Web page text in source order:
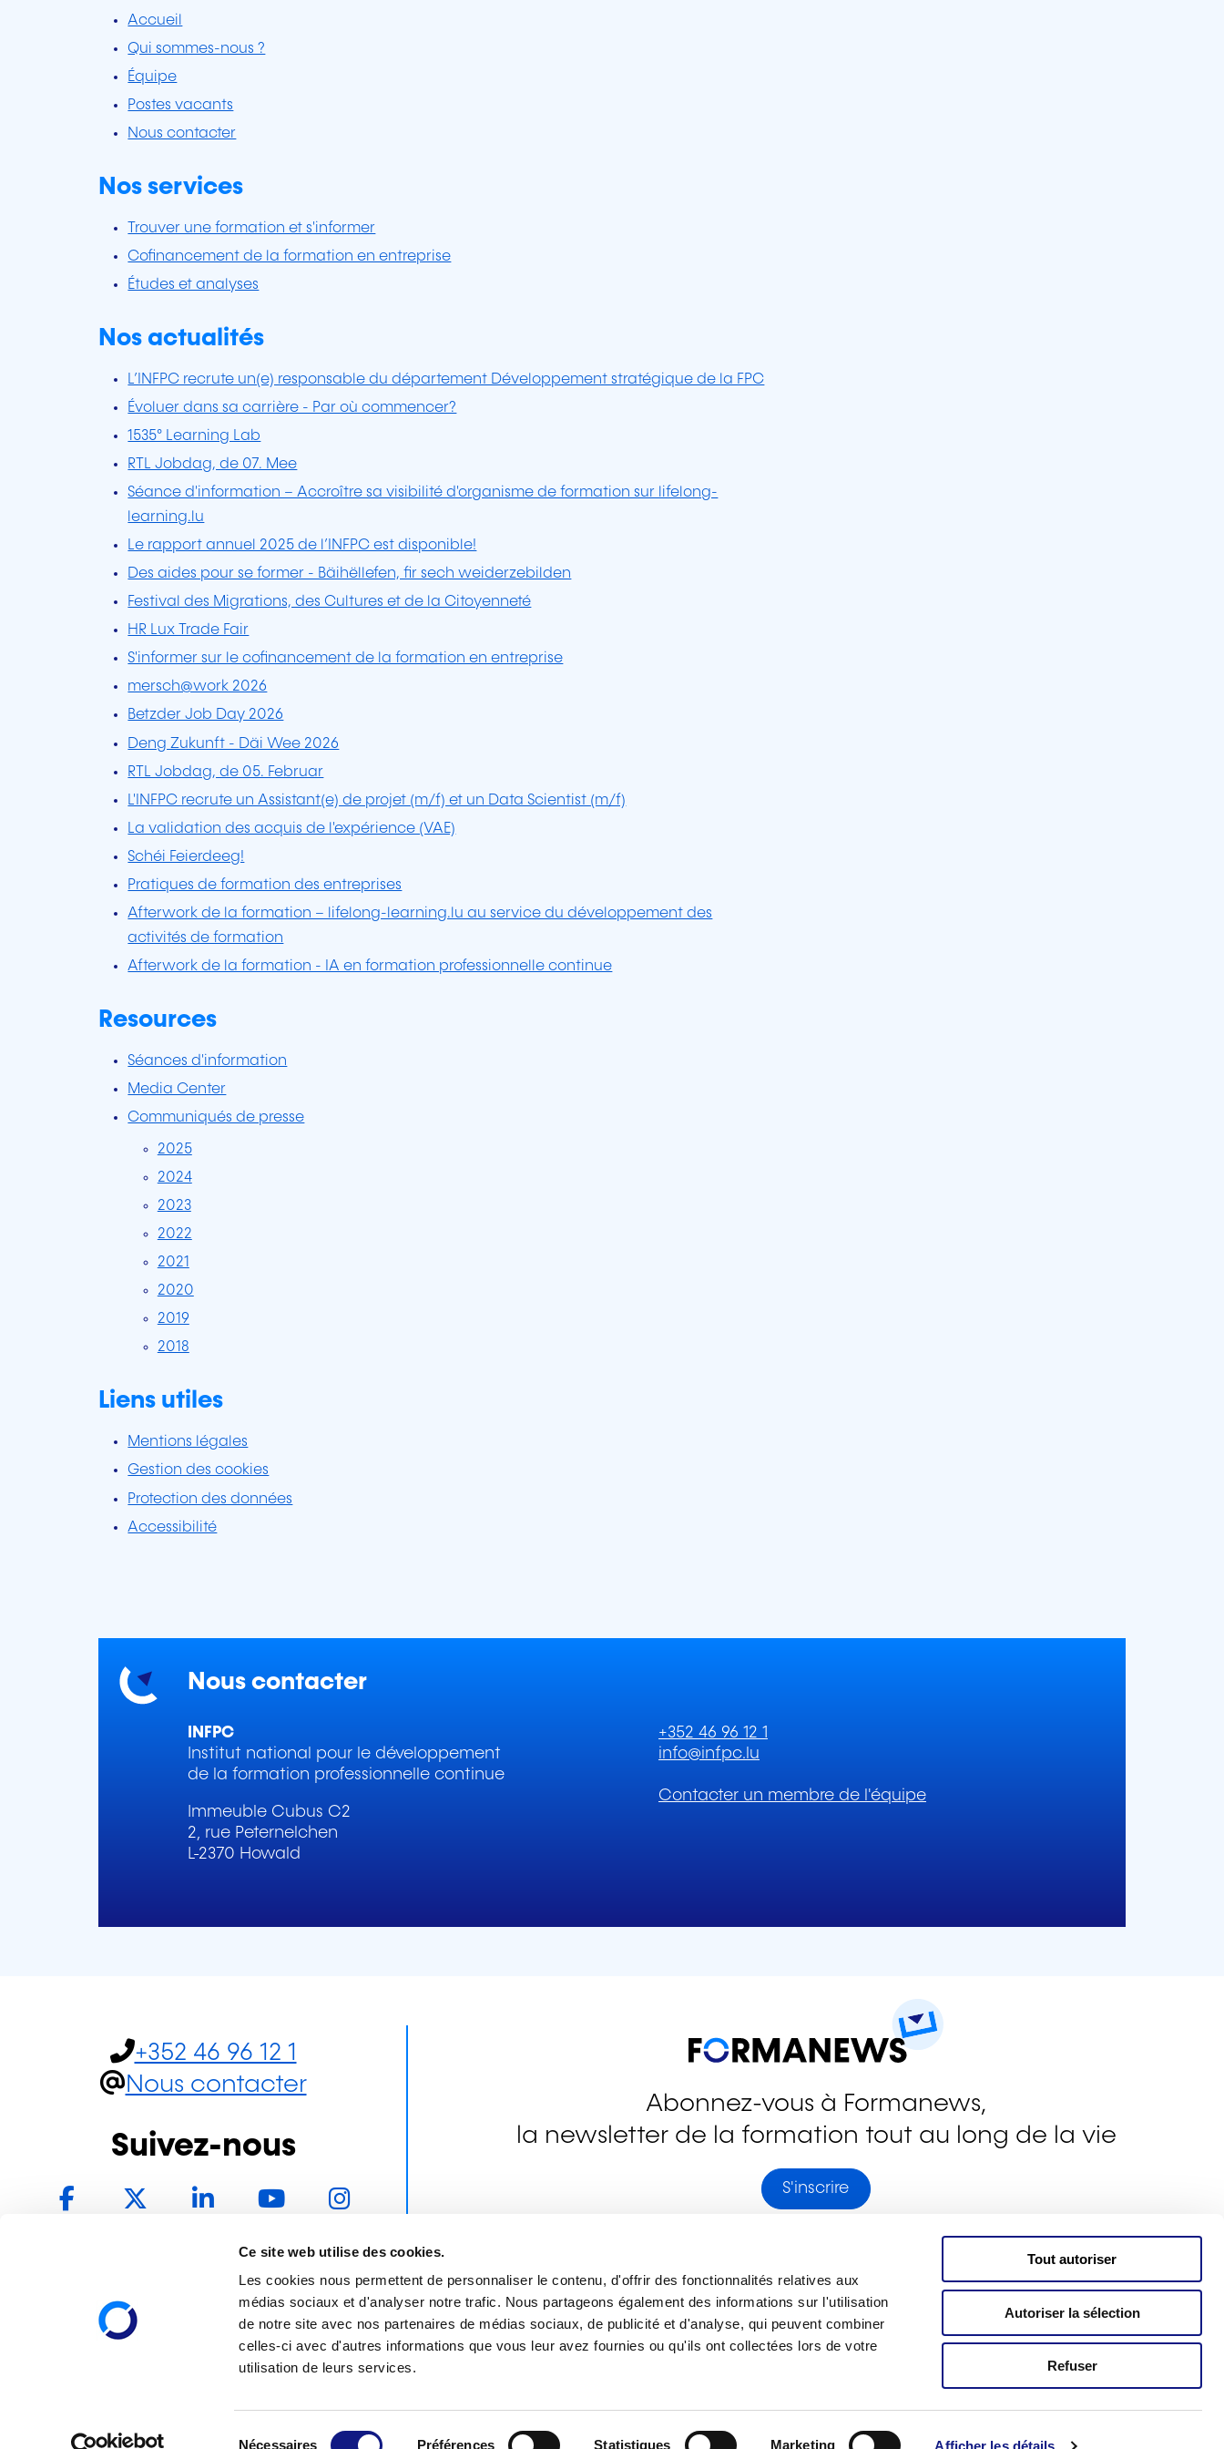
Ce site web utilise des cookies.
Les cookies nous permettent de personnaliser le contenu, d'offrir des fonctionnalités relatives aux
médias sociaux et d'analyser notre trafic. Nous partageons également des informations sur l'utilisation
de notre site avec nos partenaires de médias sociaux, de publicité et d'analyse, qui peuvent combiner
celles-ci avec d'autres informations que vous leur avez fournies ou qu'ils ont collectées lors de votre
utilisation de leurs services.
Nécessaires Préférences Statistiques Marketing Afficher les détails
Tout autoriser
Autoriser la sélection
Refuser
Accueil
Qui sommes-nous ?
Équipe
Postes vacants
Nous contacter
Nos services
Trouver une formation et s'informer
Cofinancement de la formation en entreprise
Études et analyses
Nos actualités
L’INFPC recrute un(e) responsable du département Développement stratégique de la FPC
Évoluer dans sa carrière - Par où commencer?
1535° Learning Lab
RTL Jobdag, de 07. Mee
Séance d'information – Accroître sa visibilité d'organisme de formation sur lifelong-
learning.lu
Le rapport annuel 2025 de l’INFPC est disponible!
Des aides pour se former - Bäihëllefen, fir sech weiderzebilden
Festival des Migrations, des Cultures et de la Citoyenneté
HR Lux Trade Fair
S'informer sur le cofinancement de la formation en entreprise
mersch@work 2026
Betzder Job Day 2026
Deng Zukunft - Däi Wee 2026
RTL Jobdag, de 05. Februar
L'INFPC recrute un Assistant(e) de projet (m/f) et un Data Scientist (m/f)
La validation des acquis de l'expérience (VAE)
Schéi Feierdeeg!
Pratiques de formation des entreprises
Afterwork de la formation – lifelong-learning.lu au service du développement des
activités de formation
Afterwork de la formation - IA en formation professionnelle continue
Resources
Séances d'information
Media Center
Communiqués de presse
2025
2024
2023
2022
2021
2020
2019
2018
Liens utiles
Mentions légales
Gestion des cookies
Protection des données
Accessibilité
Nous contacter
INFPC
Institut national pour le développement
de la formation professionnelle continue
Immeuble Cubus C2
2, rue Peternelchen
L-2370 Howald
+352 46 96 12 1
info@infpc.lu
Contacter un membre de l'équipe
+352 46 96 12 1
Nous contacter
Suivez-nous
FacebookTwitter LinkedInYouTube
Abonnez-vous à Formanews,
la newsletter de la formation tout au long de la vie
S'inscrire
Institut national
Adresse
Liens utiles
Mentions légales
Gestion des cookies